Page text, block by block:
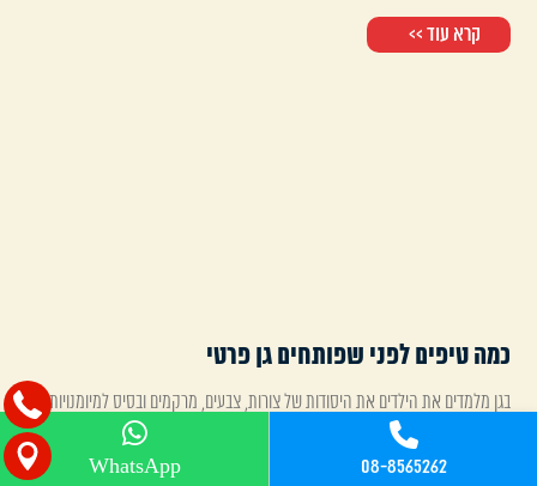
קרא עוד >>
כמה טיפים לפני שפותחים גן פרטי
בגן מלמדים את הילדים את היסודות של צורות, צבעים, מרקמים ובסיס למיומנויות
החיים החשובות. בחירת הסביבה החינוכית הטובה ביותר עבור ילדכם היא קריטית
מכיוון שזהו שלב כה מכריע בחינוך שלהם....
08-8565262
WhatsApp